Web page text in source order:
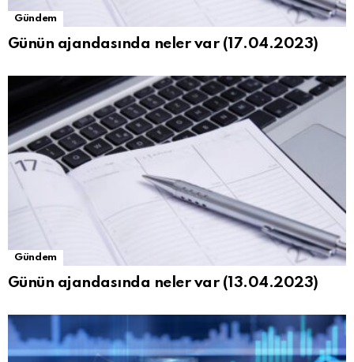
Gündem
Günün ajandasında neler var (17.04.2023)
Gündem
Günün ajandasında neler var (13.04.2023)